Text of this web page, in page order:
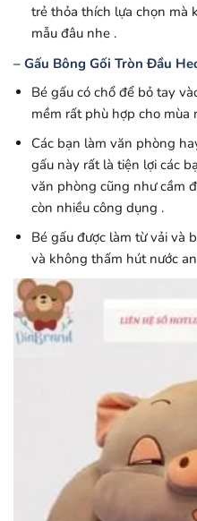
trẻ thỏa thích lựa chọn mà
mẫu đâu nhe .
– Gấu Bông Gối Tròn Đầu
Bé gấu có chổ để bỏ tay
mềm rất phù hợp cho mùa
Các bạn làm văn phòng
gấu này rất là tiện lợi các
văn phòng cũng như cầm
còn nhiều công dụng .
Bé gấu được làm từ vải và
và không thấm hút nước